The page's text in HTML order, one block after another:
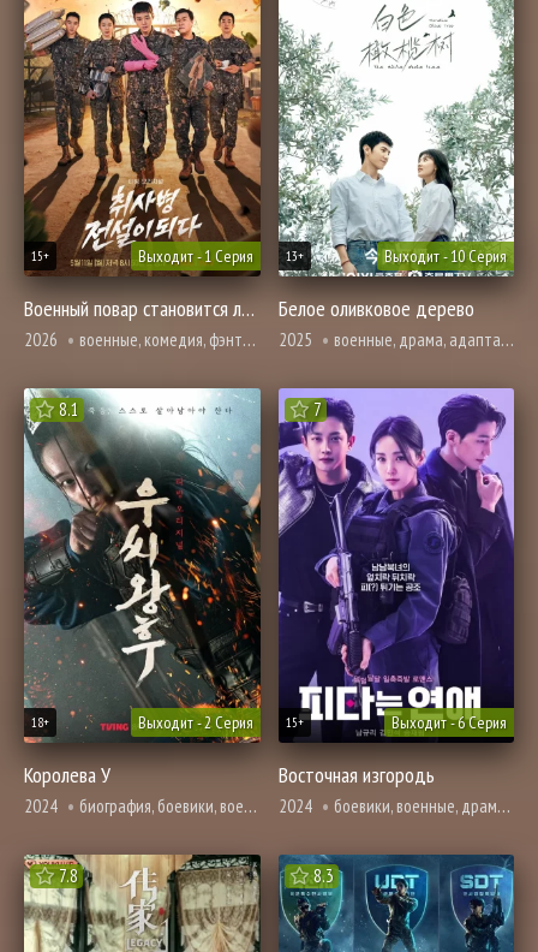
Выходит - 1 Серия
15+
Военный повар становится легендой
2026 военные, комедия, фэнтези
Выходит - 10 Серия
13+
Белое оливковое дерево
2025 военные, драма, адаптация новел, романтика
8.1
Выходит - 2 Серия
18+
Королева У
2024 биография, боевики, военные, драма, история, мелодрама, политика
7
Выходит - 6 Серия
15+
Восточная изгородь
2024 боевики, военные, драма, романтика
7.8 8.3